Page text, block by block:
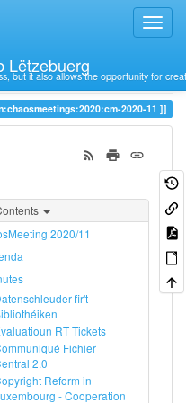
Lëtzebuerg
but it also allows the opportunity for
2020-11
2020/11
fir't
RT Tickets
Fichier
2.0
Reform in
- Cooperation